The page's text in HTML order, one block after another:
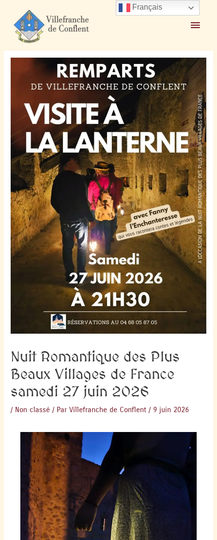
Accueil 2026 juin
9
Nuit Romantique des Plus Beaux Villages de France samedi
27 juin 2026
Nuit Romantique des Plus
Beaux Villages de France
samedi 27 juin 2026
/ Non classé / ParVillefranche de Conflent / 9 juin 2026
Français